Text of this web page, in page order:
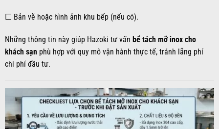
☐ Bản vẽ hoặc hình ảnh khu bếp (nếu có).
Những thông tin này giúp Hazoki tư vấn bể tách mỡ inox cho
khách sạn phù hợp với quy mô vận hành thực tế, tránh lãng phí
chi phí đầu tư.